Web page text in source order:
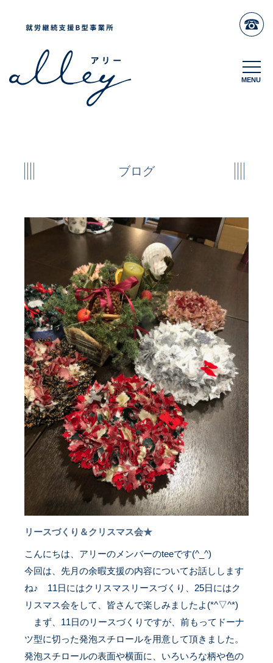
MENU
MENU
ブログ
リースづくり＆クリスマス会★
こんにちは、アリーのメンバーのteeです(^_^)
今回は、先月の余暇支援の内容についてお話しします
ね♪ 11日にはクリスマスリースづくり、25日にはク
リスマス会をして、皆さんで楽しみましたよ(*^▽^*)
まず、 11日のリースづくりですが、前もってドーナ
ツ型に切った発泡スチロールを用意して頂きました。
発泡スチロールの表面や横面に、いろいろな柄や色の